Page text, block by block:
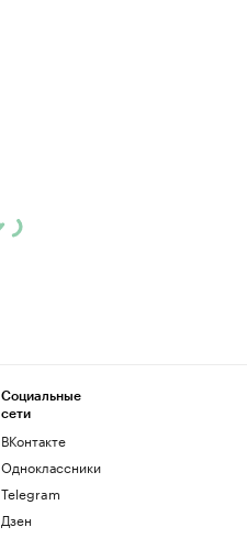
Социальные
сети
ВКонтакте
Одноклассники
Telegram
Дзен